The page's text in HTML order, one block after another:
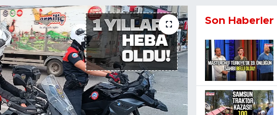
Son Haberler